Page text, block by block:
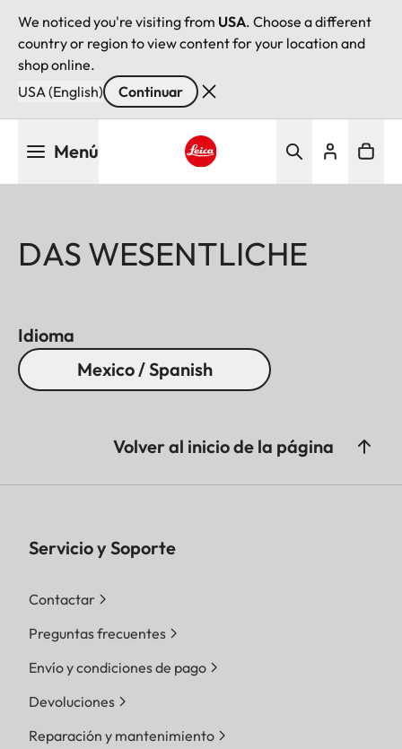
We noticed you're visiting from USA. Choose a different
country or region to view content for your location and
shop online.
USA (English)
Continuar
Menú
DAS WESENTLICHE
Idioma
Mexico / Spanish
Volver al inicio de la página
Servicio y Soporte
Contactar
Preguntas frecuentes
Envío y condiciones de pago
Devoluciones
Reparación y mantenimiento